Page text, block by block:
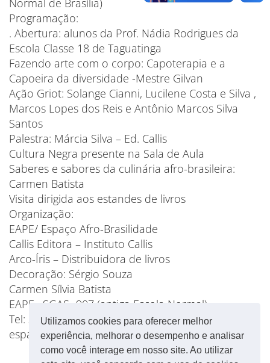
Utilizamos cookies para oferecer melhor
experiência, melhorar o desempenho e analisar
como você interage em nosso site. Ao utilizar
Normal de Brasília)
Programação:
. Abertura: alunos da Prof. Nádia Rodrigues da
Escola Classe 18 de Taguatinga
Fazendo arte com o corpo: Capoterapia e a
Capoeira da diversidade -Mestre Gilvan
Ação Griot: Solange Cianni, Lucilene Costa e Silva ,
Marcos Lopes dos Reis e Antônio Marcos Silva
Santos
Palestra: Márcia Silva – Ed. Callis
Cultura Negra presente na Sala de Aula
Saberes e sabores da culinária afro-brasileira:
Carmen Batista
Visita dirigida aos estandes de livros
Organização:
EAPE/ Espaço Afro-Brasilidade
Callis Editora – Instituto Callis
Arco-Íris – Distribuidora de livros
Decoração: Sérgio Souza
Carmen Sílvia Batista
EAPE– SGAS- 907 (antiga Escola Normal)
Tel: 3901 2381 / 3901 238/99703115
espacoafrobrasilidade@gmail.com